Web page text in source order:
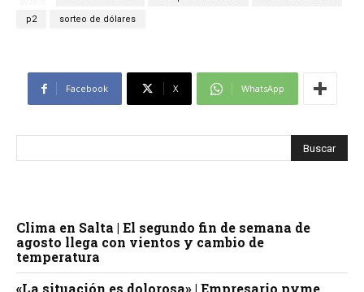
p2 sorteo de dólares
Facebook X WhatsApp
Clima en Salta | El segundo fin de semana de
agosto llega con vientos y cambio de
temperatura
«La situación es dolorosa» | Empresario pyme